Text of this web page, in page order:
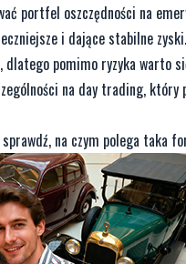
portfel oszczędności na
i dające stabilne zyski.
pomimo ryzyka warto
na day trading, który
na czym polega taka